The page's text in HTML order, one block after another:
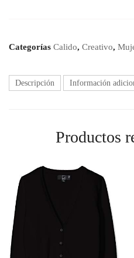
Categorías Calido, Creativo,
Descripción Información
Productos